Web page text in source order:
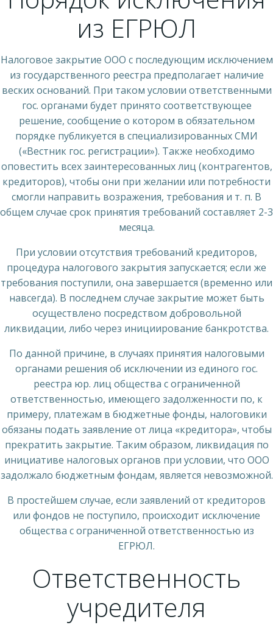
из ЕГРЮЛ
Налоговое закрытие ООО с последующим исключением
из государственного реестра предполагает наличие
веских оснований. При таком условии ответственными
гос. органами будет принято соответствующее
решение, сообщение о котором в обязательном
порядке публикуется в специализированных СМИ
(«Вестник гос. регистрации»). Также необходимо
оповестить всех заинтересованных лиц (контрагентов,
кредиторов), чтобы они при желании или потребности
смогли направить возражения, требования и т. п. В
общем случае срок принятия требований составляет 2-3
месяца.
При условии отсутствия требований кредиторов,
процедура налогового закрытия запускается; если же
требования поступили, она завершается (временно или
навсегда). В последнем случае закрытие может быть
осуществлено посредством добровольной
ликвидации, либо через инициирование банкротства.
По данной причине, в случаях принятия налоговыми
органами решения об исключении из единого гос.
реестра юр. лиц общества с ограниченной
ответственностью, имеющего задолженности по, к
примеру, платежам в бюджетные фонды, налоговики
обязаны подать заявление от лица «кредитора», чтобы
прекратить закрытие. Таким образом, ликвидация по
инициативе налоговых органов при условии, что ООО
задолжало бюджетным фондам, является невозможной.
В простейшем случае, если заявлений от кредиторов
или фондов не поступило, происходит исключение
общества с ограниченной ответственностью из
ЕГРЮЛ.
Ответственность
учредителя